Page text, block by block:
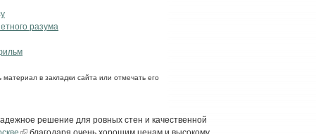
разума
материал в закладки сайта или отмечать его
решение для ровных стен и качественной